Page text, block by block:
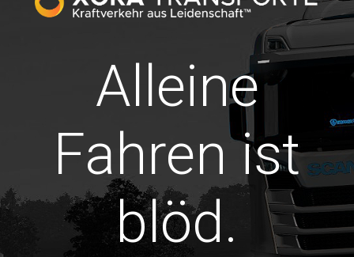
Alleine
Fahren ist
blöd.